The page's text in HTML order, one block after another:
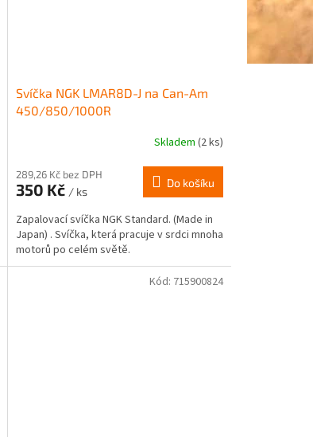
Svíčka NGK LMAR8D-J na Can-Am
450/850/1000R
Skladem (2 ks)
289,26 Kč bez DPH
350 Kč / ks
Do košíku
Zapalovací svíčka NGK Standard. (Made in
Japan) . Svíčka, která pracuje v srdci mnoha
motorů po celém světě.
Kód: 715900824